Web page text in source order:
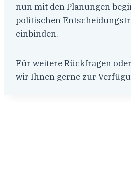
nun mit den Planungen
politischen
einbinden.
Für weitere Rückfragen
wir Ihnen gerne zur